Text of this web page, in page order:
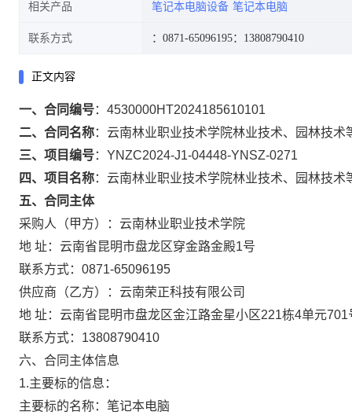
相关产品 笔记本电脑设备 笔记本电脑
联系方式 ：0871-65096195：13808790410
正文内容
一、合同编号： 4530000HT2024185610101
二、合同名称： 云南林业职业技术学院林业技术、园林技
三、项目编号： YNZC2024-J1-04448-YNSZ-0271
四、项目名称： 云南林业职业技术学院林业技术、园林技
五、合同主体
采购人（甲方）： 云南林业职业技术学院
地 址： 云南省昆明市盘龙区穿金路金殿1号
联系方式： 0871-65096195
供应商（乙方）： 云南荣正科技有限公司
地 址： 云南省昆明市盘龙区金江路金星小区221栋4单元701
联系方式： 13808790410
六、合同主体信息
1.主要标的信息：
主要标的名称： 笔记本电脑